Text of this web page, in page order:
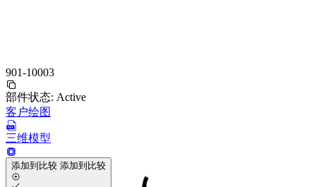
901-10003
部件状态: Active
客户绘图
三维模型
添加到比较 添加到比较